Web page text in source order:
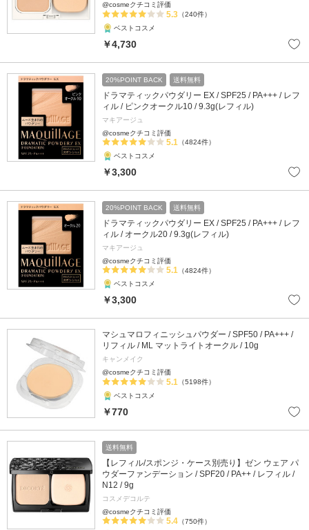
@cosmeクチコミ評価
5.3 （240件）
ベストコスメ
￥4,730
20%POINT BACK 送料無料
ドラマティックパウダリー EX / SPF25 / PA+++ / レフ
ィル / ピンクオークル10 / 9.3g(レフィル)
マキアージュ
@cosmeクチコミ評価
5.1 （4824件）
ベストコスメ
￥3,300
20%POINT BACK 送料無料
ドラマティックパウダリー EX / SPF25 / PA+++ / レフ
ィル / オークル20 / 9.3g(レフィル)
マキアージュ
@cosmeクチコミ評価
5.1 （4824件）
ベストコスメ
￥3,300
マシュマロフィニッシュパウダー / SPF50 / PA+++ /
リフィル / ML マットライトオークル / 10g
キャンメイク
@cosmeクチコミ評価
5.1
（5198件）
ベストコスメ
￥770
送料無料
【レフィル/スポンジ・ケース別売り】ゼン ウェア パ
ウダーファンデーション / SPF20 / PA++ / レフィル /
N12 / 9g
コスメデコルテ
@cosmeクチコミ評価
5.4 （750件）